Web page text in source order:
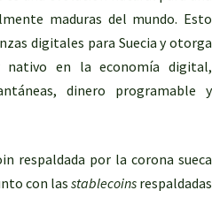
maduras del mundo. Esto
digitales para Suecia y otorga
en la economía digital,
dinero programable y
respaldada por la corona sueca
con las stablecoins respaldadas